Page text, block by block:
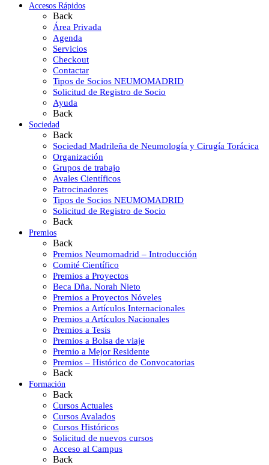
Accesos Rápidos
Back
Área Privada
Agenda
Servicios
Checkout
Contactar
Tipos de Socios NEUMOMADRID
Solicitud de Registro de Socio
Ayuda
Back
Sociedad
Back
Sociedad Madrileña de Neumología y Cirugía Torácica
Organización
Grupos de trabajo
Avales Científicos
Patrocinadores
Tipos de Socios NEUMOMADRID
Solicitud de Registro de Socio
Back
Premios
Back
Premios Neumomadrid – Introducción
Comité Científico
Premios a Proyectos
Beca Dña. Norah Nieto
Premios a Proyectos Nóveles
Premios a Artículos Internacionales
Premios a Artículos Nacionales
Premios a Tesis
Premios a Bolsa de viaje
Premio a Mejor Residente
Premios – Histórico de Convocatorias
Back
Formación
Back
Cursos Actuales
Cursos Avalados
Cursos Históricos
Solicitud de nuevos cursos
Acceso al Campus
Back